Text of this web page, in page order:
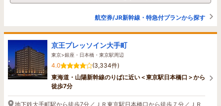
航空券/JR新幹線・特急付プランから探す
京王プレッソイン大手町
東京>銀座・日本橋・東京駅周辺
4.0
(3,334件)
東海道・山陽新幹線のりばに近い＜東京駅日本橋口＞から
徒歩7分
地下鉄大手町駅から徒歩7分／ＪＲ東京駅日本橋口から徒歩７分／ＪＲ